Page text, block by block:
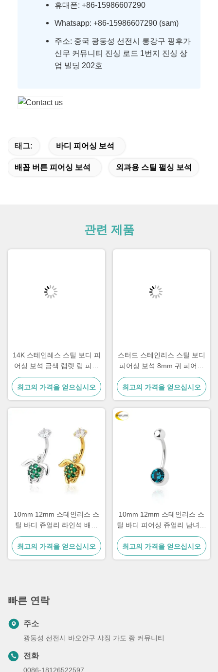
휴대폰: +86-15986607290
Whatsapp: +86-15986607290 (sam)
주소: 중국 광둥성 선전시 롱강구 핑후가
신무 커뮤니티 진싱 로드 1번지 진싱 상
업 빌딩 202호
태그: 바디 피어싱 보석
배꼽 버튼 피어싱 보석 외과용 스틸 펄싱 보석
관련 제품
14K 스테인레스 스틸 보디 피
어싱 보석 금색 랩렛 립 피어
싱 보석 1.2mm
최고의 가격을 얻으십시오
스터드 스테인리스 스틸 보디
피어싱 보석 8mm 귀 피어싱
보석 크리스탈
최고의 가격을 얻으십시오
10mm 12mm 스테인리스 스
틸 바디 쥬얼리 라인석 배꼽
피어싱 쥬얼리
최고의 가격을 얻으십시오
10mm 12mm 스테인리스 스
틸 바디 피어싱 쥬얼리 남녀공
용 서지컬 스틸 배꼽 피어싱
최고의 가격을 얻으십시오
빠른 연락
주소
광둥성 선전시 바오안구 샤징 가도 좡 커뮤니티
전화
0086-18126522597